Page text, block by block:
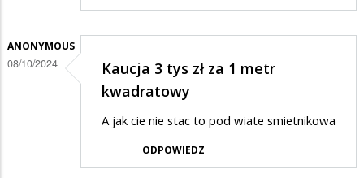
ANONYMOUS
08/10/2024
Kaucja 3 tys zł za 1 metr
kwadratowy
A jak cie nie stac to pod wiate smietnikowa
ODPOWIEDZ